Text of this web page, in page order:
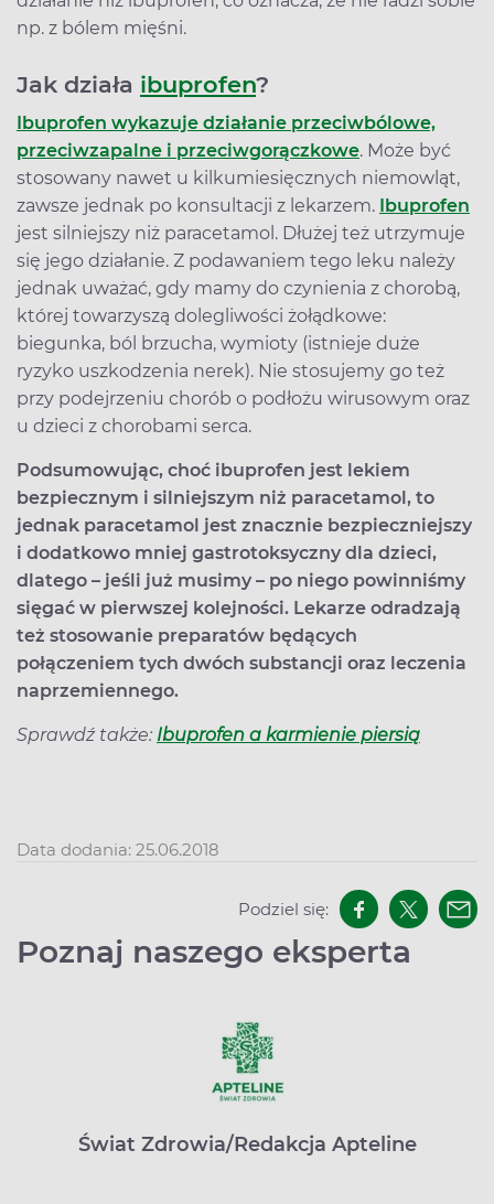
np. z bólem mięśni.
Jak działa ibuprofen?
Ibuprofen wykazuje działanie przeciwbólowe,
przeciwzapalne i przeciwgorączkowe. Może być
stosowany nawet u kilkumiesięcznych niemowląt,
zawsze jednak po konsultacji z lekarzem. Ibuprofen
jest silniejszy niż paracetamol. Dłużej też utrzymuje
się jego działanie. Z podawaniem tego leku należy
jednak uważać, gdy mamy do czynienia z chorobą,
której towarzyszą dolegliwości żołądkowe:
biegunka, ból brzucha, wymioty (istnieje duże
ryzyko uszkodzenia nerek). Nie stosujemy go też
przy podejrzeniu chorób o podłożu wirusowym oraz
u dzieci z chorobami serca.
Podsumowując, choć ibuprofen jest lekiem
bezpiecznym i silniejszym niż paracetamol, to
jednak paracetamol jest znacznie bezpieczniejszy
i dodatkowo mniej gastrotoksyczny dla dzieci,
dlatego – jeśli już musimy – po niego powinniśmy
sięgać w pierwszej kolejności. Lekarze odradzają
też stosowanie preparatów będących
połączeniem tych dwóch substancji oraz leczenia
naprzemiennego.
Sprawdź także: Ibuprofen a karmienie piersią
Data dodania: 25.06.2018
Podziel się:
Poznaj naszego eksperta
Świat Zdrowia/Redakcja Apteline